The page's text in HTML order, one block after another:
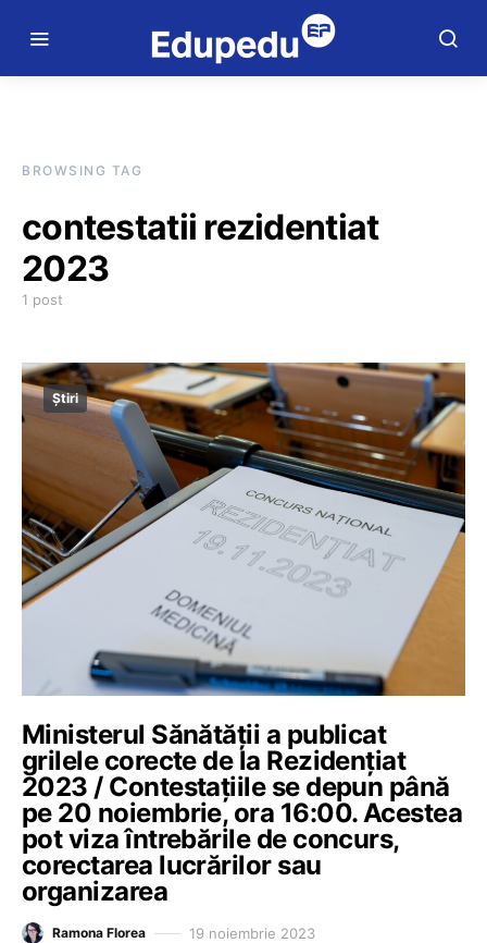
BROWSING TAG
contestatii rezidentiat
2023
1 post
Știri
Ministerul Sănătății a publicat
grilele corecte de la Rezidențiat
2023 / Contestațiile se depun până
pe 20 noiembrie, ora 16:00. Acestea
pot viza întrebările de concurs,
corectarea lucrărilor sau
organizarea
Ramona Florea 19 noiembrie 2023